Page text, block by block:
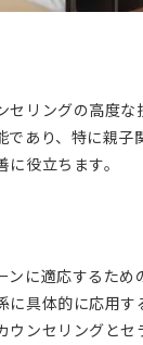
リングの高度な
あり、特に親子
役立ちます。
に適応するため
具体的に応用す
ンセリングとセ